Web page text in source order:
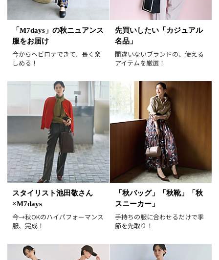
表示オプション
新着
再入荷
ラスト1
画像小 画像大
30件 90件
並び順 おすすめ順
人気順
新着順
価格が安い順
価格が高い順
値下げ実施日順
「M7days」の秋ニュアンス
服をお届け
今からヘビロテできて、長く楽
しめる！
先買いしたい「カジュアル
名品」
間違いないブランドの、使える
アイテムを厳選！
スタイリスト池田敬さん
×M7days
今→秋OKのハイパフォーマンス
服、完成！
「秋バッグ」「秋靴」「秋
スニーカー」
手持ちの服に合わせるだけで季
節を先取り！